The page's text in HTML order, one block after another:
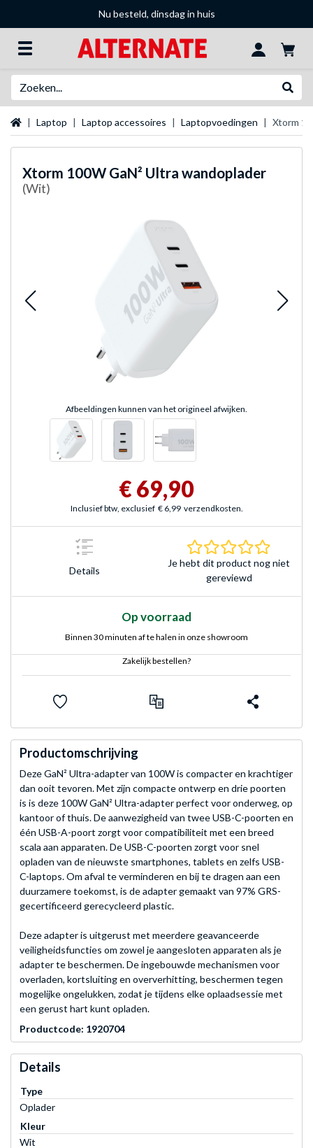
Nu besteld, dinsdag in huis
Startpagina
Laptop Laptop accessoires Laptopvoedingen Xtorm
Xtorm 100W GaN² Ultra wandoplader
(Wit)
Afbeeldingen kunnen van het origineel afwijken.
€ 69,90
Inclusief btw, exclusief € 6,99 verzendkosten.
Details
Je hebt dit product nog niet
gereviewd
Op voorraad
Binnen 30 minuten af te halen in onze showroom
Zakelijk bestellen?
Productomschrijving
Deze GaN² Ultra-adapter van 100W is compacter en krachtiger
dan ooit tevoren. Met zijn compacte ontwerp en drie poorten
is is deze 100W GaN² Ultra-adapter perfect voor onderweg, op
kantoor of thuis. De aanwezigheid van twee USB-C-poorten en
één USB-A-poort zorgt voor compatibiliteit met een breed
scala aan apparaten. De USB-C-poorten zorgt voor snel
opladen van de nieuwste smartphones, tablets en zelfs USB-
C-laptops. Om afval te verminderen en bij te dragen aan een
duurzamere toekomst, is de adapter gemaakt van 97% GRS-
gecertificeerd gerecycleerd plastic.
Deze adapter is uitgerust met meerdere geavanceerde
veiligheidsfuncties om zowel je aangesloten apparaten als je
adapter te beschermen. De ingebouwde mechanismen voor
overladen, kortsluiting en oververhitting, beschermen tegen
mogelijke ongelukken, zodat je tijdens elke oplaadsessie met
een gerust hart kunt opladen.
Productcode: 1920704
Details
Type
Oplader
Kleur
Wit